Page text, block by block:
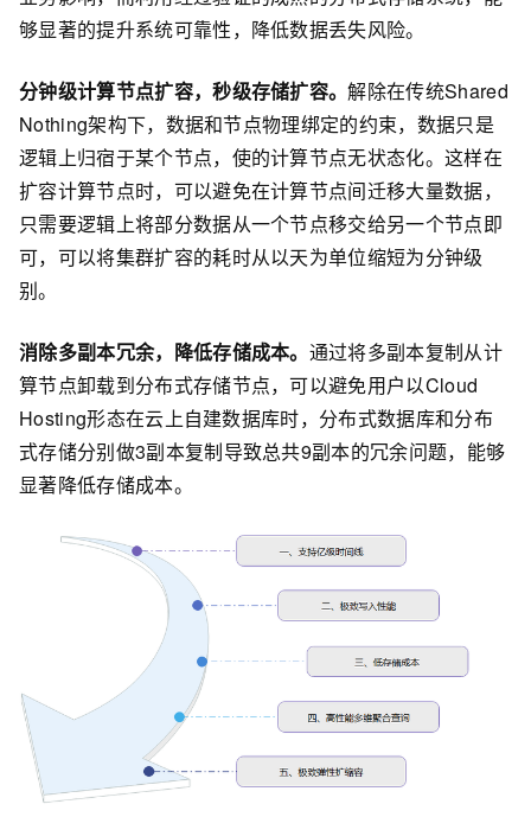
够显著的提升系统可靠性，降低数据丢失风险。
分钟级计算节点扩容，秒级存储扩容。解除在传统Shared
Nothing架构下，数据和节点物理绑定的约束，数据只是
逻辑上归宿于某个节点，使的计算节点无状态化。这样在
扩容计算节点时，可以避免在计算节点间迁移大量数据，
只需要逻辑上将部分数据从一个节点移交给另一个节点即
可，可以将集群扩容的耗时从以天为单位缩短为分钟级
别。
消除多副本冗余，降低存储成本。 通过将多副本复制从计
算节点卸载到分布式存储节点，可以避免用户以Cloud
Hosting形态在云上自建数据库时，分布式数据库和分布
式存储分别做3副本复制导致总共9副本的冗余问题，能够
显著降低存储成本。